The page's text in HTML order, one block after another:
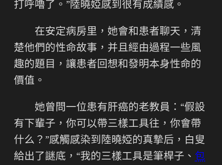
打呼嚕了。”陸曉婭感到很有成績感。
在安定病房里，她會和患者聊天，清
楚他們的性命故事，并且經由過程一些風
趣的題目，讓患者回想和發明本身性命的
價值。
她曾問一位患有肝癌的老教員：“假設
有下輩子，你可以帶三樣工具往，你會帶
什么？”感觸感染到陸曉婭的真摯后，白叟
給出了謎底，“我的三樣工具是筆桿子、 包